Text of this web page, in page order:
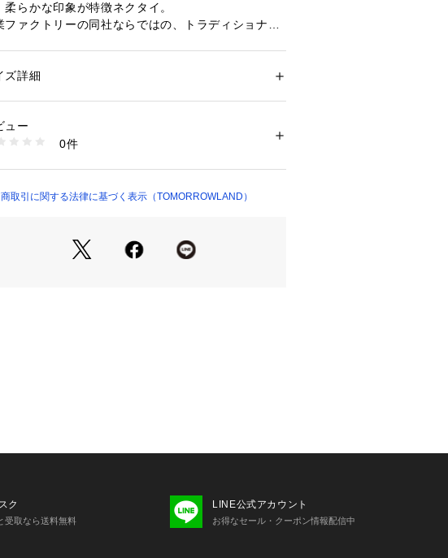
柔らかな印象が特徴ネクタイ。
ファクトリーの同社ならではの、トラディショナル
Luigi（フラテッリ ルイージ）〉
担当。そこでのキャリアで得た経験から、素材開
色使い、デザインの提案を得意としていることか
の色味は、商品単体の画像をご確認ください
にお問い合わせの際は、下記の商品番号をお申し付
別：メンズ
濯：洗濯不可、漂白不可、タンブル乾燥不可、アイロン仕上げ
（ショップ）
ズ詳細
ュー
0件
取引に関する法律に基づく表示（TOMORROWLAND）
ク
受取なら送料無料
LINE公式アカウント
お得なセール・クーポン情報配信中